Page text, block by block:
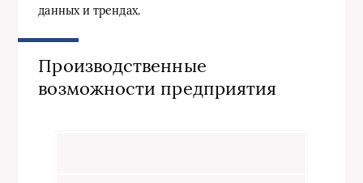
данных и трендах.
Производственные
возможности предприятия